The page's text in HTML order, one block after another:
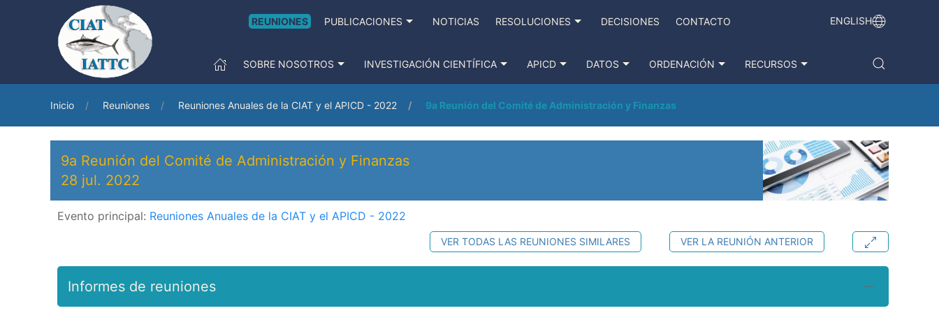
REUNIONES PUBLICACIONES NOTICIAS RESOLUCIONES DECISIONES CONTACTO ENGLISH
SOBRE NOSOTROS INVESTIGACIÓN CIENTÍFICA APICD DATOS ORDENACIÓN RECURSOS
Inicio Reuniones Reuniones Anuales de la CIAT y el APICD - 2022 9a Reunión del Comité de Administración y Finanzas
9a Reunión del Comité de Administración y Finanzas
28 jul. 2022
Evento principal: Reuniones Anuales de la CIAT y el APICD - 2022
VER LA REUNIÓN ANTERIOR
VER TODAS LAS REUNIONES SIMILARES
Informes de reuniones